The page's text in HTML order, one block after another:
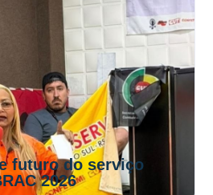
futuro do serviço
2026